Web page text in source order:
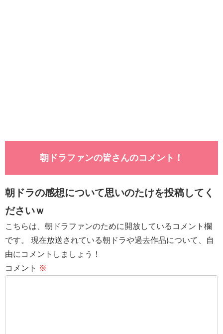
朝ドラファンの皆さんのコメント！
朝ドラの感想について思いのたけを投稿してく
ださいｗ
こちらは、朝ドラファンのために開放しているコメント欄
です。 現在放送されている朝ドラや過去作品について、自
由にコメントしましょう！
コメント ※